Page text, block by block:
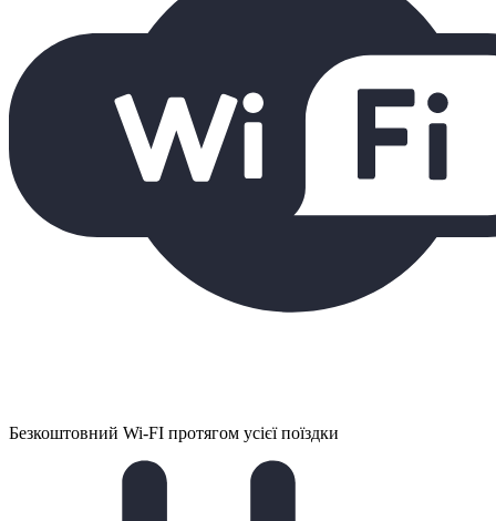
Безкоштовний Wi-FI протягом усієї поїздки